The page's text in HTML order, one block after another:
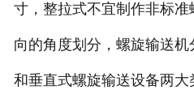
寸，整拉式不宜制作非标
向的角度划分，螺旋输送
和垂直式螺旋输送设备两